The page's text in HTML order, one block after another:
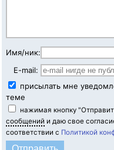
Имя/ник:
E-mail:
присылать мне
теме
нажимая кнопку
сообщений и даю свое
соответствии с Политикой